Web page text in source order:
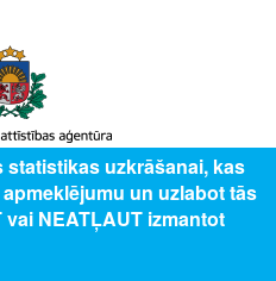
publicētā satura visas tiesības
uzkrāšanai, kas
un uzlabot tās
NEATĻAUT izmantot